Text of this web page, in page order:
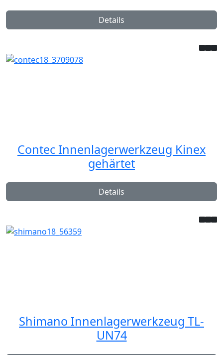
Details
Contec Innenlagerwerkzeug Kinex
gehärtet
Details
Shimano Innenlagerwerkzeug TL-
UN74